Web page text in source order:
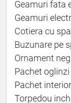
Geamuri fata
Geamuri
Cotiera cu
Buzunare pe
Ornament
Pachet oglinzi
Pachet
Torpedou